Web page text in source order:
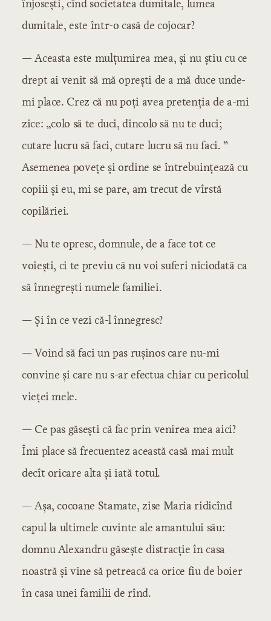
înjosești, cînd societatea dumitale, lumea
dumitale, este într-o casă de cojocar?
— Aceasta este mulțumirea mea, și nu știu cu ce
drept ai venit să mă oprești de a mă duce unde-
mi place. Crez că nu poți avea pretenția de a-mi
zice: „colo să te duci, dincolo să nu te duci;
cutare lucru să faci, cutare lucru să nu faci. ”
Asemenea povețe și ordine se întrebuințează cu
copiii și eu, mi se pare, am trecut de vîrstă
copilăriei.
— Nu te opresc, domnule, de a face tot ce
voiești, ci te previu că nu voi suferi niciodată ca
să înnegrești numele familiei.
— Și în ce vezi că-l înnegresc?
— Voind să faci un pas rușinos care nu-mi
convine și care nu s-ar efectua chiar cu pericolul
vieței mele.
— Ce pas găsești că fac prin venirea mea aici?
Îmi place să frecuentez această casă mai mult
decît oricare alta și iată totul.
— Așa, cocoane Stamate, zise Maria ridicînd
capul la ultimele cuvinte ale amantului său:
domnu Alexandru găsește distracție în casa
noastră și vine să petreacă ca orice fiu de boier
în casa unei familii de rînd.